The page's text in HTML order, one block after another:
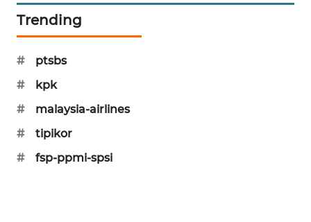
Trending
#
ptsbs
#
kpk
#
malaysia-airlines
#
tipikor
#
fsp-ppmi-spsi
KOPEKLIN
PORTAL
FORWAMKI